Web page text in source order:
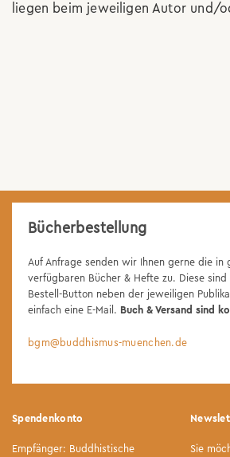
liegen beim jeweiligen Autor und/
Bücherbestellung
Auf Anfrage senden wir Ihnen gerne die in
verfügbaren Bücher & Hefte zu. Diese
Bestell-Button neben der jeweiligen
einfach eine E-Mail. Buch & Versand sind
bgm@buddhismus-muenchen.de
Spendenkonto
Empfänger: Buddhistische
Sie